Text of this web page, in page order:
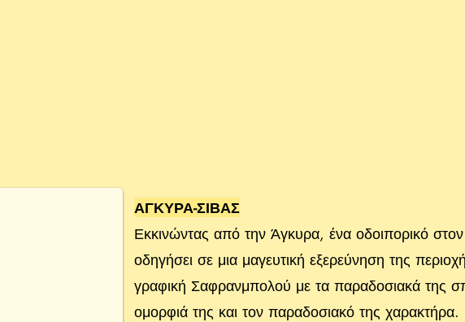
ΑΓΚΥΡΑ-ΣΙΒΑΣ
Εκκινώντας από την Άγκυρα, ένα οδοιπορικό
οδηγήσει σε μια μαγευτική εξερεύνηση της
γραφική Σαφρανμπολού με τα παραδοσιακά της
ομορφιά της και τον παραδοσιακό της χαρακτήρα.